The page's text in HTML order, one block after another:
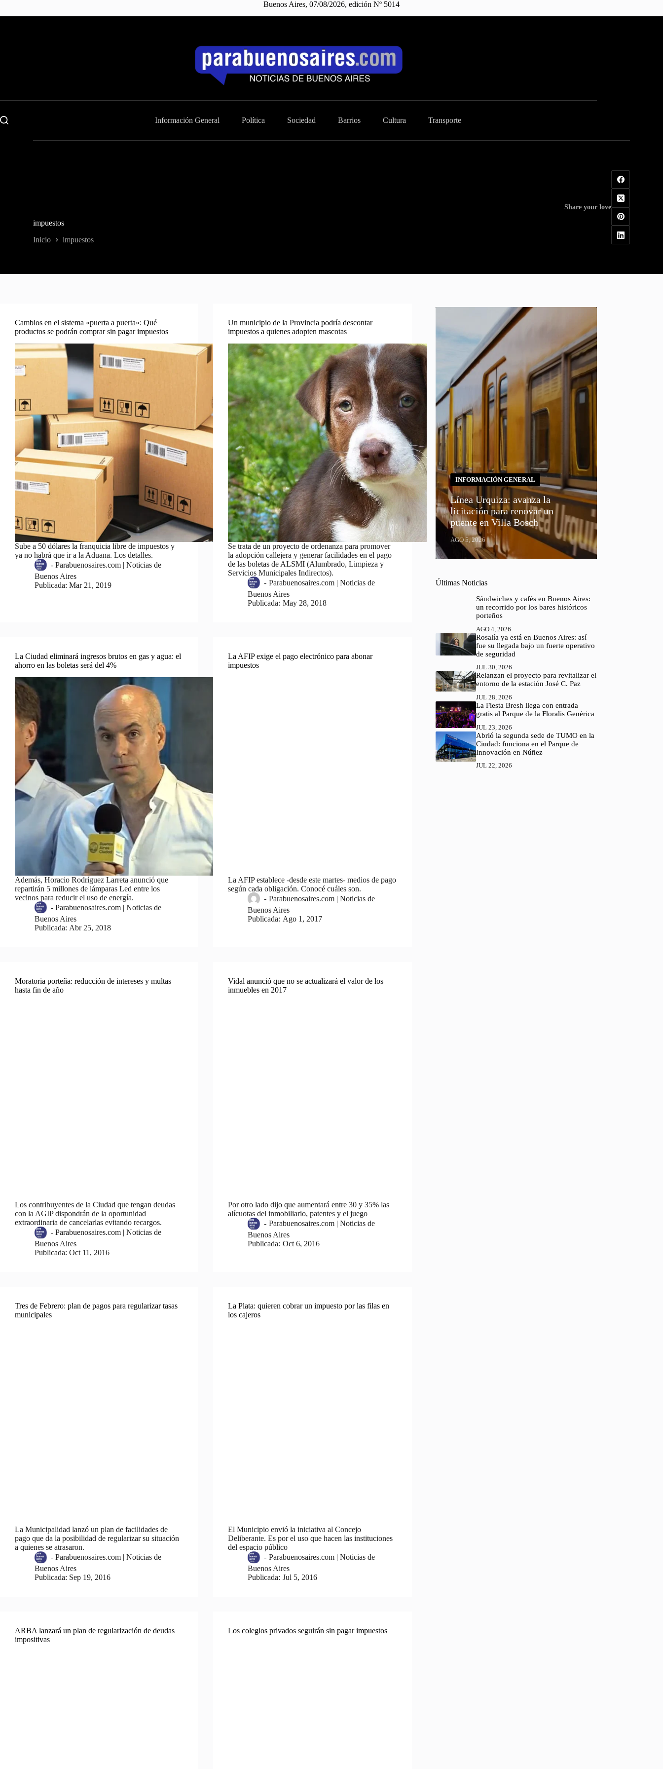
Buenos Aires, 07/08/2026, edición Nº 5014
Información General Política Sociedad Barrios Cultura Transporte
impuestos
Inicio impuestos
Share your love
Cambios en el sistema «puerta a puerta»: Qué
productos se podrán comprar sin pagar impuestos
Sube a 50 dólares la franquicia libre de impuestos y
ya no habrá que ir a la Aduana. Los detalles.
- Parabuenosaires.com | Noticias de
Buenos Aires
Publicada: Mar 21, 2019
Un municipio de la Provincia podría descontar
impuestos a quienes adopten mascotas
Se trata de un proyecto de ordenanza para promover
la adopción callejera y generar facilidades en el pago
de las boletas de ALSMI (Alumbrado, Limpieza y
Servicios Municipales Indirectos).
- Parabuenosaires.com | Noticias de
Buenos Aires
Publicada: May 28, 2018
La Ciudad eliminará ingresos brutos en gas y agua: el
ahorro en las boletas será del 4%
Además, Horacio Rodríguez Larreta anunció que
repartirán 5 millones de lámparas Led entre los
vecinos para reducir el uso de energía.
- Parabuenosaires.com | Noticias de
Buenos Aires
Publicada: Abr 25, 2018
La AFIP exige el pago electrónico para abonar
impuestos
La AFIP establece -desde este martes- medios de pago
según cada obligación. Conocé cuáles son.
- Parabuenosaires.com | Noticias de
Buenos Aires
Publicada: Ago 1, 2017
Moratoria porteña: reducción de intereses y multas
hasta fin de año
Los contribuyentes de la Ciudad que tengan deudas
con la AGIP dispondrán de la oportunidad
extraordinaria de cancelarlas evitando recargos.
- Parabuenosaires.com | Noticias de
Buenos Aires
Publicada: Oct 11, 2016
Vidal anunció que no se actualizará el valor de los
inmuebles en 2017
Por otro lado dijo que aumentará entre 30 y 35% las
alícuotas del inmobiliario, patentes y el juego
- Parabuenosaires.com | Noticias de
Buenos Aires
Publicada: Oct 6, 2016
Tres de Febrero: plan de pagos para regularizar tasas
municipales
La Municipalidad lanzó un plan de facilidades de
pago que da la posibilidad de regularizar su situación
a quienes se atrasaron.
- Parabuenosaires.com | Noticias de
Buenos Aires
Publicada: Sep 19, 2016
La Plata: quieren cobrar un impuesto por las filas en
los cajeros
El Municipio envió la iniciativa al Concejo
Deliberante. Es por el uso que hacen las instituciones
del espacio público
- Parabuenosaires.com | Noticias de
Buenos Aires
Publicada: Jul 5, 2016
ARBA lanzará un plan de regularización de deudas
impositivas
Los colegios privados seguirán sin pagar impuestos
INFORMACIÓN GENERAL
Línea Urquiza: avanza la
licitación para renovar un
puente en Villa Bosch
AGO 5, 2026
Últimas Noticias
Sándwiches y cafés en Buenos Aires:
un recorrido por los bares históricos
porteños
AGO 4, 2026
Rosalía ya está en Buenos Aires: así
fue su llegada bajo un fuerte operativo
de seguridad
JUL 30, 2026
Relanzan el proyecto para revitalizar el
entorno de la estación José C. Paz
JUL 28, 2026
La Fiesta Bresh llega con entrada
gratis al Parque de la Floralis Genérica
JUL 23, 2026
Abrió la segunda sede de TUMO en la
Ciudad: funciona en el Parque de
Innovación en Núñez
JUL 22, 2026